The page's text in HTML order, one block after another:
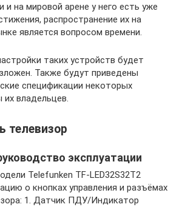
и на мировой арене у него есть уже
распространение их на
является вопросом времени.
таких устройств будет
Также будут приведены
спецификации некоторых
владельцев.
телевизор
эксплуатации
Telefunken TF-LED32S32T2
о кнопках управления и разъёмах
1. Датчик ПДУ/Индикатор